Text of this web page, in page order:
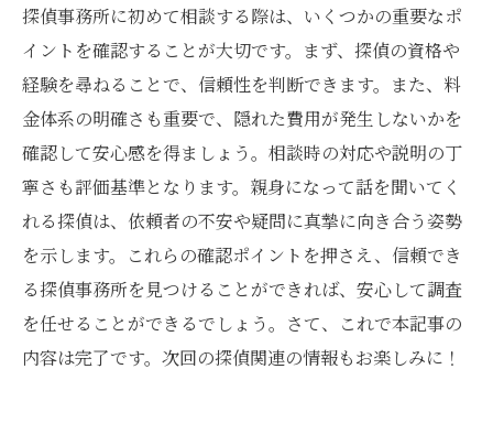
探偵事務所に初めて相談する際は、いくつかの重要なポ
イントを確認することが大切です。まず、探偵の資格や
経験を尋ねることで、信頼性を判断できます。また、料
金体系の明確さも重要で、隠れた費用が発生しないかを
確認して安心感を得ましょう。相談時の対応や説明の丁
寧さも評価基準となります。親身になって話を聞いてく
れる探偵は、依頼者の不安や疑問に真摯に向き合う姿勢
を示します。これらの確認ポイントを押さえ、信頼でき
る探偵事務所を見つけることができれば、安心して調査
を任せることができるでしょう。さて、これで本記事の
内容は完了です。次回の探偵関連の情報もお楽しみに！